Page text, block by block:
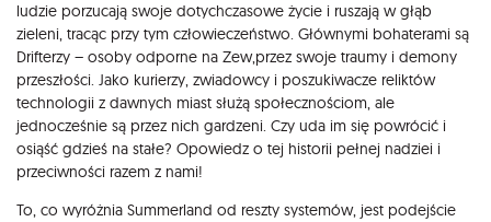
ludzie porzucają swoje dotychczasowe życie i ruszają w głąb
zieleni, tracąc przy tym człowieczeństwo. Głównymi bohaterami są
Drifterzy – osoby odporne na Zew,przez swoje traumy i demony
przeszłości. Jako kurierzy, zwiadowcy i poszukiwacze reliktów
technologii z dawnych miast służą społecznościom, ale
jednocześnie są przez nich gardzeni. Czy uda im się powrócić i
osiąść gdzieś na stałe? Opowiedz o tej historii pełnej nadziei i
przeciwności razem z nami!
To, co wyróżnia Summerland od reszty systemów, jest podejście